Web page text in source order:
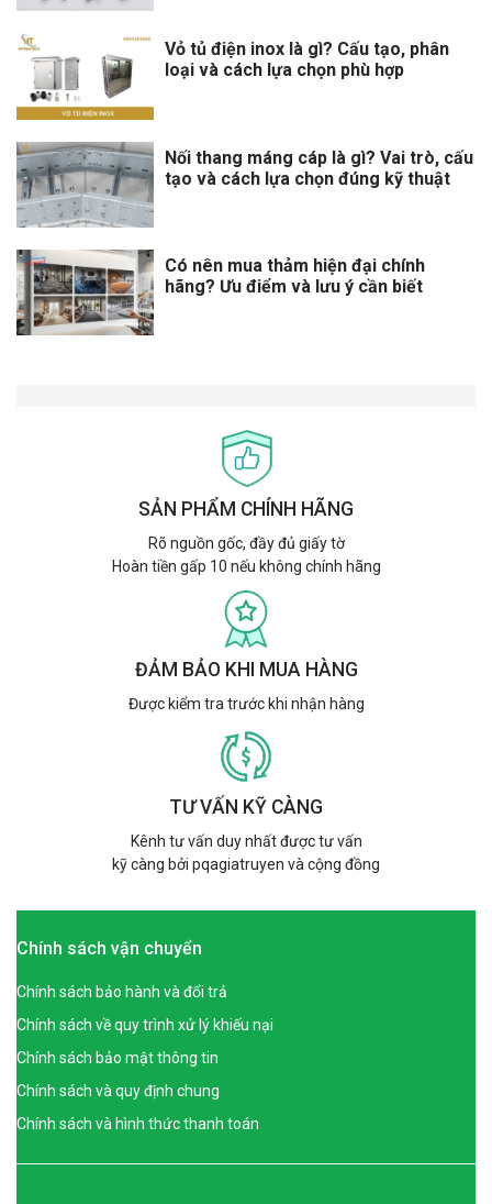
Vỏ tủ điện inox là gì? Cấu tạo, phân
loại và cách lựa chọn phù hợp
Nối thang máng cáp là gì? Vai trò, cấu
tạo và cách lựa chọn đúng kỹ thuật
Có nên mua thảm hiện đại chính
hãng? Ưu điểm và lưu ý cần biết
SẢN PHẨM CHÍNH HÃNG
Rõ nguồn gốc, đầy đủ giấy tờ
Hoàn tiền gấp 10 nếu không chính hãng
ĐẢM BẢO KHI MUA HÀNG
Được kiểm tra trước khi nhận hàng
TƯ VẤN KỸ CÀNG
Kênh tư vấn duy nhất được tư vấn
kỹ càng bởi pqagiatruyen và cộng đồng
Chính sách vận chuyển
Chính sách bảo hành và đổi trả
Chính sách về quy trình xử lý khiếu nại
Chính sách bảo mật thông tin
Chính sách và quy định chung
Chính sách và hình thức thanh toán